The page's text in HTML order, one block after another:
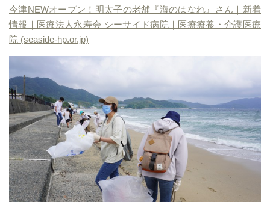
今津NEWオープン！明太子の老舗『海のはなれ』さん｜新着
情報｜医療法人永寿会 シーサイド病院｜医療療養・介護医療
院 (seaside-hp.or.jp)